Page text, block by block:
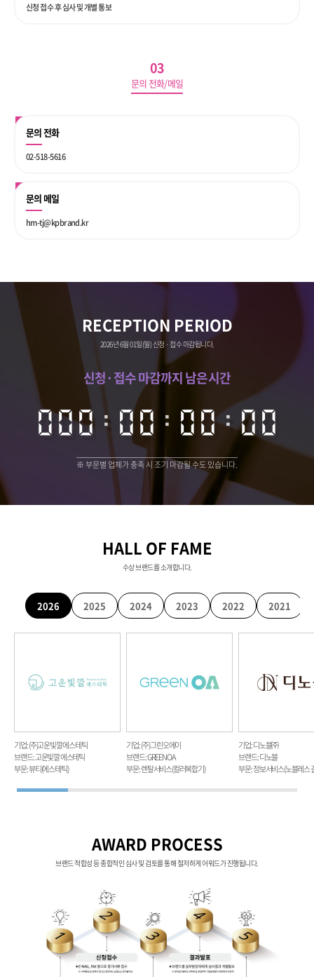
신청 접수 후 심사 및 개별 통보
03
문의 전화/메일
문의 전화
02-518-5616
문의 메일
hm-tj@kpbrand.kr
RECEPTION PERIOD
2026년 6월 01일(월) 신청 · 접수 마감됩니다.
신청·접수 마감까지 남은시간
000
000 : 00
00 : 00
00:00
00
※ 부문별 업체가 충족 시 조기 마감될 수도 있습니다.
HALL OF FAME
수상 브랜드를 소개합니다.
2026 2025 2024 2023 2022 2021
기업 : (주)고운빛깔 에스테틱
브랜드 : 고운빛깔 에스테틱
부문 : 뷰티(에스테틱)
기업 : (주) 그린오에이
브랜드 : GREENOA
부문 : 렌탈서비스(컬러복합기)
기업 : 디노블㈜
브랜드 : 디노블
부문 : 정보서비스(노블레스
AWARD PROCESS
브랜드 적합성 등 종합적인 심사 및 검토를 통해 철저하게 어워드가 진행됩니다.